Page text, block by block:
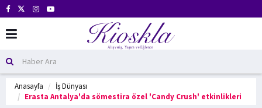
Anasayfa
İş Dünyası
Erasta Antalya'da sömestira özel 'Candy Crush' etkinlikleri